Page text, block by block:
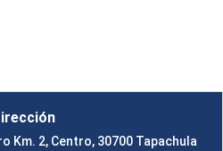
Km. 2, Centro, 30700 Tapachula